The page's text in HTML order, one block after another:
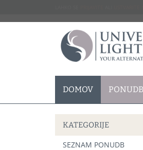
DOMOV
KATEGORIJE
SEZNAM PONUDB